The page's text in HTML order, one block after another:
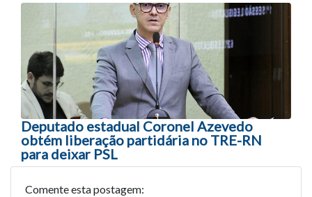
Deputado estadual Coronel Azevedo
obtém liberação partidária no TRE-RN
para deixar PSL
Comente esta postagem: